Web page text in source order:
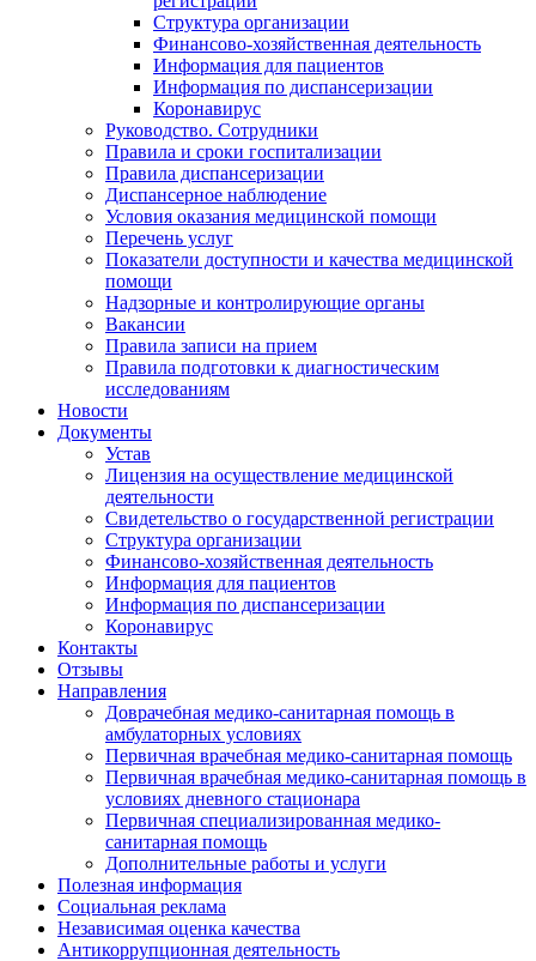
Структура организации
Финансово-хозяйственная деятельность
Информация для пациентов
Информация по диспансеризации
Коронавирус
Руководство. Сотрудники
Правила и сроки госпитализации
Правила диспансеризации
Диспансерное наблюдение
Условия оказания медицинской помощи
Перечень услуг
Показатели доступности и качества медицинской
помощи
Надзорные и контролирующие органы
Вакансии
Правила записи на прием
Правила подготовки к диагностическим
исследованиям
Новости
Документы
Устав
Лицензия на осуществление медицинской
деятельности
Свидетельство о государственной регистрации
Структура организации
Финансово-хозяйственная деятельность
Информация для пациентов
Информация по диспансеризации
Коронавирус
Контакты
Отзывы
Направления
Доврачебная медико-санитарная помощь в
амбулаторных условиях
Первичная врачебная медико-санитарная помощь
Первичная врачебная медико-санитарная помощь в
условиях дневного стационара
Первичная специализированная медико-
санитарная помощь
Дополнительные работы и услуги
Полезная информация
Социальная реклама
Независимая оценка качества
Антикоррупционная деятельность